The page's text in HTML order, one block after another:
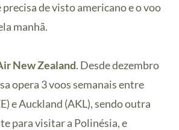
precisa de visto americano e o voo
manhã.
New Zealand. Desde dezembro
opera 3 voos semanais entre
e Auckland (AKL), sendo outra
para visitar a Polinésia, e